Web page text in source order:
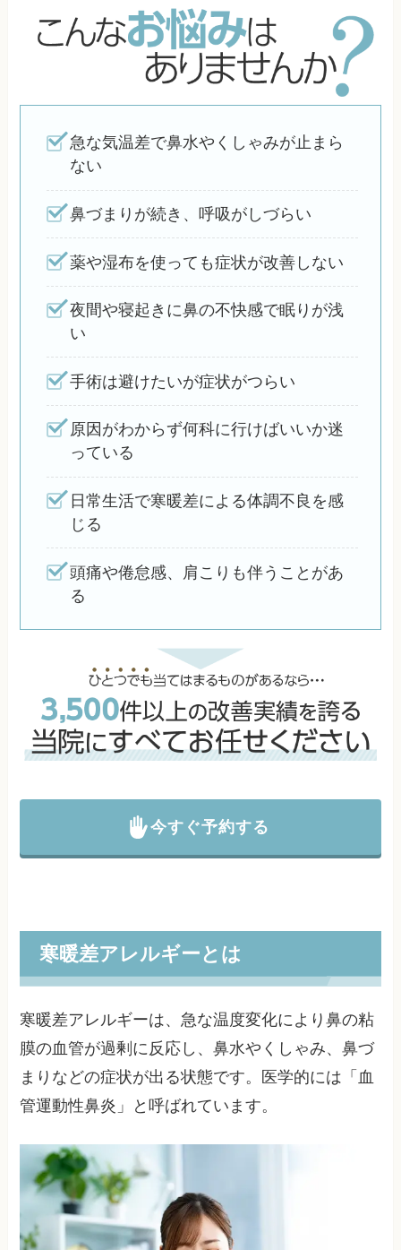
急な気温差で鼻水やくしゃみが止まら
ない
鼻づまりが続き、呼吸がしづらい
薬や湿布を使っても症状が改善しない
夜間や寝起きに鼻の不快感で眠りが浅
い
手術は避けたいが症状がつらい
原因がわからず何科に行けばいいか迷
っている
日常生活で寒暖差による体調不良を感
じる
頭痛や倦怠感、肩こりも伴うことがあ
る
今すぐ予約する
寒暖差アレルギーとは
寒暖差アレルギーは、急な温度変化により鼻の粘
膜の血管が過剰に反応し、鼻水やくしゃみ、鼻づ
まりなどの症状が出る状態です。医学的には「血
管運動性鼻炎」と呼ばれています。